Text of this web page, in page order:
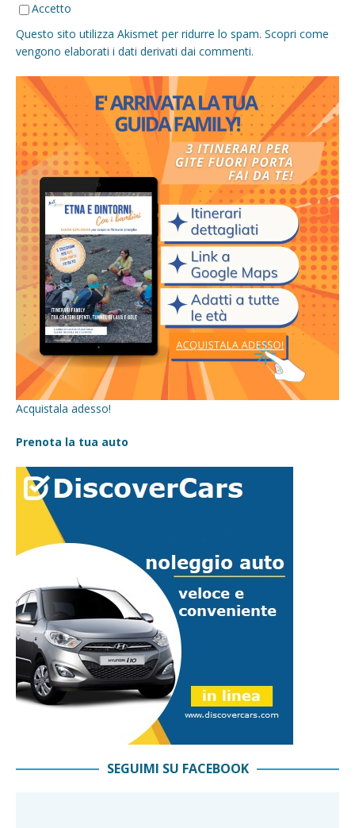
Accetto
Questo sito utilizza Akismet per ridurre lo spam. Scopri come
vengono elaborati i dati derivati dai commenti.
Acquistala adesso!
Prenota la tua auto
SEGUIMI SU FACEBOOK